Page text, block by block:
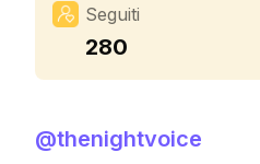
Seguiti
280
@thenightvoice